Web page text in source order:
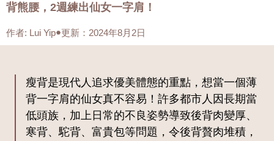
背熊腰，2週練出仙女一字肩！
作者: Lui Yip 更新：2024年8月2日
瘦背是現代人追求優美體態的重點，想當一個薄
背一字肩的仙女真不容易！許多都市人因長期當
低頭族，加上日常的不良姿勢導致後背肉變厚、
寒背、駝背、富貴包等問題，令後背贅肉堆積，